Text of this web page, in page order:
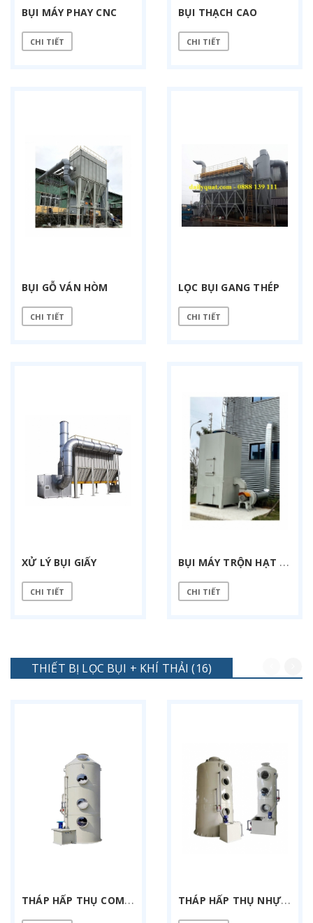
BỤI MÁY PHAY CNC
CHI TIẾT
BỤI GỖ VÁN HÒM
CHI TIẾT
XỬ LÝ BỤI GIẤY
CHI TIẾT
BỤI THẠCH CAO
CHI TIẾT
LỌC BỤI GANG THÉP
CHI TIẾT
B
ỤI MÁY TRỘN HẠT NHỰA
CHI TIẾT
THIẾT BỊ LỌC BỤI + KHÍ THẢI (16)
T
HÁP HẤP THỤ COMPOSITE FRP 10000 M3/H T
HÁP HẤP THỤ NHỰA PP 25000 M3/H